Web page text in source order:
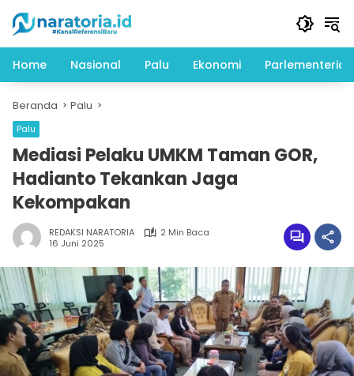
konten
Home
Nasional Palu Ekonomi Parlementeria
Beranda Palu
Palu
Mediasi Pelaku UMKM Taman GOR,
Hadianto Tekankan Jaga
Kekompakan
REDAKSI NARATORIA
2 Min Baca
16 Juni 2025